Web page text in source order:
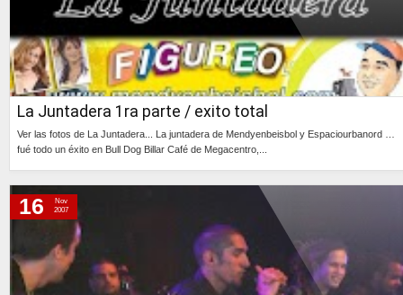
La Juntadera 1ra parte / exito total
Ver las fotos de La Juntadera... La juntadera de Mendyenbeisbol y Espaciourbanord …
fué todo un éxito en Bull Dog Billar Café de Megacentro,...
16
Nov
2007